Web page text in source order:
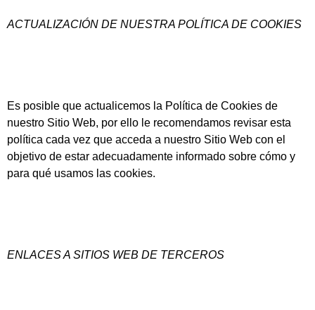
ACTUALIZACIÓN DE NUESTRA POLÍTICA DE COOKIES
Es posible que actualicemos la Política de Cookies de
nuestro Sitio Web, por ello le recomendamos revisar esta
política cada vez que acceda a nuestro Sitio Web con el
objetivo de estar adecuadamente informado sobre cómo y
para qué usamos las cookies.
ENLACES A SITIOS WEB DE TERCEROS